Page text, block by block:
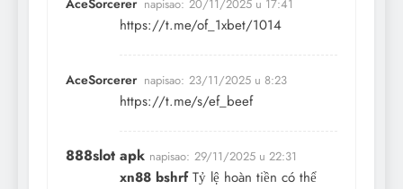
AceSorcerer napisao: 20/11/2025 u 17:41
https://t.me/of_1xbet/1014
AceSorcerer napisao: 23/11/2025 u 8:23
https://t.me/s/ef_beef
888slot apk napisao: 29/11/2025 u 22:31
xn88 bshrfTỷ lệ hoàn tiền có thể